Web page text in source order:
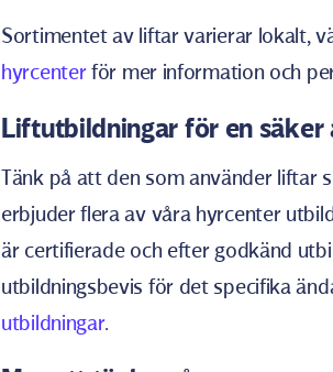
Sortimentet av liftar varierar lokalt,
hyrcenterför mer information och
Liftutbildningar för en säker
Tänk på att den som använder liftar
erbjuder flera av våra hyrcenter
är certifierade och efter godkänd
utbildningsbevis för det specifika
utbildningar.